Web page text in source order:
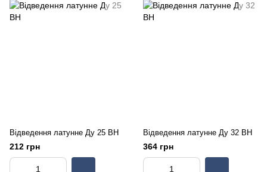
Відведення латунне Ду 25 ВН
212 грн
Відведення латунне Ду 32 ВН
364 грн